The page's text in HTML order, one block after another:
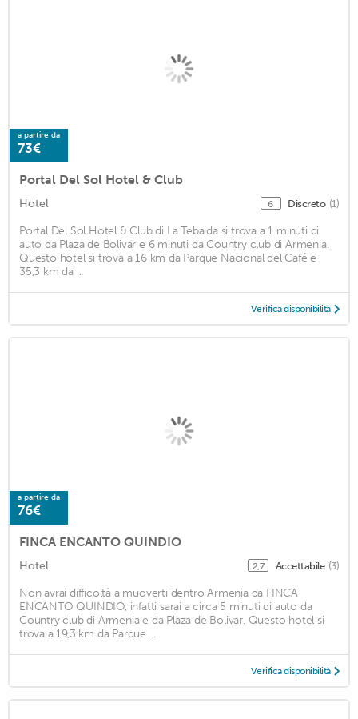
a partire da
73€
Portal Del Sol Hotel & Club
Hotel 6 Discreto (1)
Portal Del Sol Hotel & Club di La Tebaida si trova a 1 minuti di
auto da Plaza de Bolivar e 6 minuti da Country club di Armenia.
Questo hotel si trova a 16 km da Parque Nacional del Café e
35,3 km da ...
Verifica disponibilità
a partire da
76€
FINCA ENCANTO QUINDIO
Hotel 2,7 Accettabile (3)
Non avrai difficoltà a muoverti dentro Armenia da FINCA
ENCANTO QUINDIO, infatti sarai a circa 5 minuti di auto da
Country club di Armenia e da Plaza de Bolivar. Questo hotel si
trova a 19,3 km da Parque ...
Verifica disponibilità